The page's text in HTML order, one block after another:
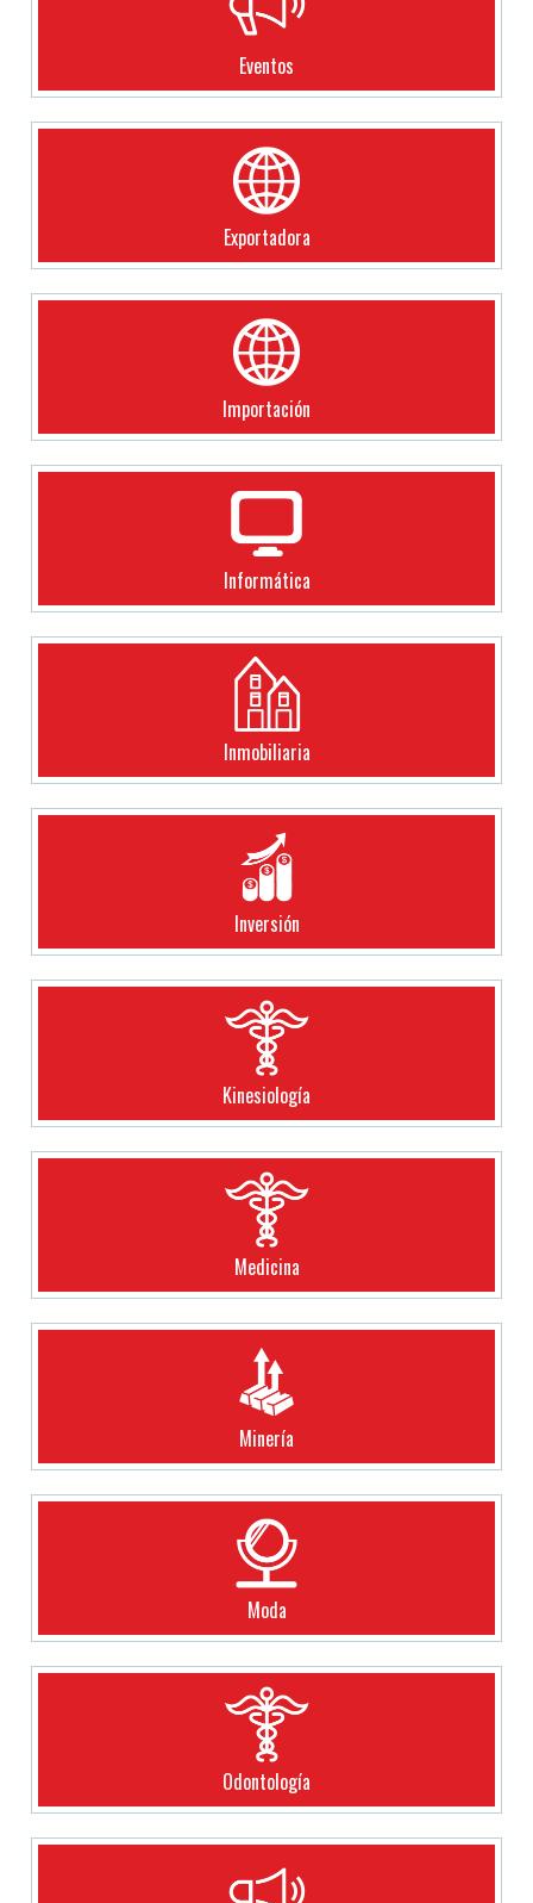
Eventos
Exportadora
Importación
Informática
Inmobiliaria
Inversión
Kinesiología
Medicina
Minería
Moda
Odontología